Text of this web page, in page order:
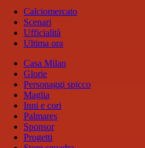
Calciomercato
Scenari
Ufficialità
Ultima ora
Casa Milan
Glorie
Personaggi spicco
Maglia
Inni e cori
Palmares
Sponsor
Progetti